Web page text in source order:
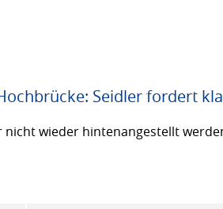
Seidler fordert
wieder hintenangestellt